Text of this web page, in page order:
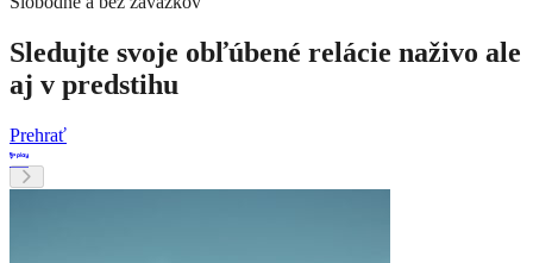
Sledujte svoje obľúbené relácie naživo ale
aj v predstihu
Prehrať